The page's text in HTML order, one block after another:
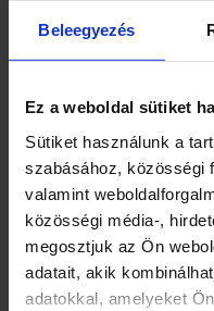
Beleegyezés
Ez a weboldal sütiket
Sütiket használunk a
szabásához, közösségi
valamint
közösségi média-,
megosztjuk az Ön
adatait, akik
adatokkal, amelyeket
nagy
ahol otthon
Magyarország
Márka
Koronás Cukor